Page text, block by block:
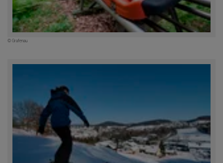
© Grafenau